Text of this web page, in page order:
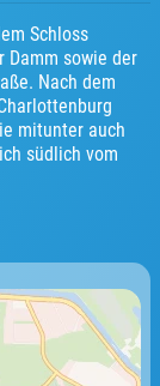
Schloss
Damm sowie der
Nach dem
mitunter auch
südlich vom